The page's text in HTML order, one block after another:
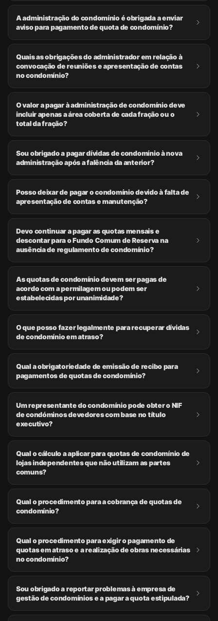
A administração do condomínio é obrigada a enviar
aviso para pagamento de quota de condomínio?
Quais as obrigações do administrador em relação à
convocação de reuniões e apresentação de contas
no condomínio?
O valor a pagar à administração de condomínio deve
incluir apenas a área coberta de cada fração ou o
total da fração?
Sou obrigado a pagar dívidas de condomínio à nova
administração após a falência da anterior?
Posso deixar de pagar o condomínio devido à falta de
apresentação de contas e manutenção?
Devo continuar a pagar as quotas mensais e
descontar para o Fundo Comum de Reserva na
ausência de regulamento de condomínio?
As quotas de condomínio devem ser pagas de
acordo com a permilagem ou podem ser
estabelecidas por unanimidade?
O que posso fazer legalmente para recuperar dívidas
de condomínio em atraso?
Qual a obrigatoriedade de emissão de recibo para
pagamentos de quotas de condomínio?
Um representante do condomínio pode obter o NIF
de condóminos devedores com base no título
executivo?
Qual o cálculo a aplicar para quotas de condomínio de
lojas independentes que não utilizam as partes
comuns?
Qual o procedimento para a cobrança de quotas de
condomínio?
Qual o procedimento para exigir o pagamento de
quotas em atraso e a realização de obras necessárias
no condomínio?
Sou obrigado a reportar problemas à empresa de
gestão de condomínios e a pagar a quota estipulada?